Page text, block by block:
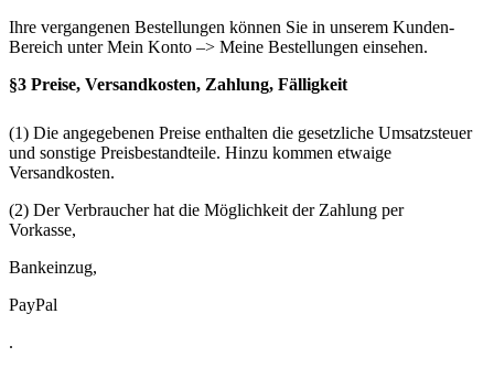
Ihre vergangenen Bestellungen können Sie in unserem Kunden-
Bereich unter Mein Konto –> Meine Bestellungen einsehen.
§3 Preise, Versandkosten, Zahlung, Fälligkeit
(1) Die angegebenen Preise enthalten die gesetzliche Umsatzsteuer
und sonstige Preisbestandteile. Hinzu kommen etwaige
Versandkosten.
(2) Der Verbraucher hat die Möglichkeit der Zahlung per
Vorkasse,
Bankeinzug,
PayPal
.